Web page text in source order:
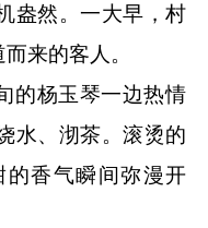
盎然。一大早，村
来的客人。
杨玉琴一边热情
水、沏茶。滚烫的
香气瞬间弥漫开